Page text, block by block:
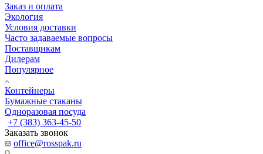
Заказ и оплата
Экология
Условия доставки
Часто задаваемые вопросы
Поставщикам
Дилерам
Популярное
Контейнеры
Бумажные стаканы
Одноразовая посуда
+7 (383) 363-45-50
Заказать звонок
office@rosspak.ru